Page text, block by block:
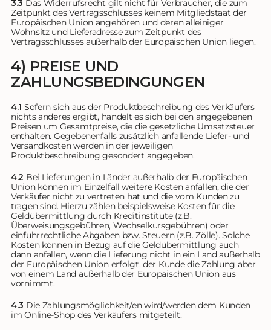
3.3 Das Widerrufsrecht gilt nicht für Verbraucher, die zum
Zeitpunkt des Vertragsschlusses keinem Mitgliedstaat der
Europäischen Union angehören und deren alleiniger
Wohnsitz und Lieferadresse zum Zeitpunkt des
Vertragsschlusses außerhalb der Europäischen Union liegen.
4) PREISE UND
ZAHLUNGSBEDINGUNGEN
4.1 Sofern sich aus der Produktbeschreibung des Verkäufers
nichts anderes ergibt, handelt es sich bei den angegebenen
Preisen um Gesamtpreise, die die gesetzliche Umsatzsteuer
enthalten. Gegebenenfalls zusätzlich anfallende Liefer- und
Versandkosten werden in der jeweiligen
Produktbeschreibung gesondert angegeben.
4.2 Bei Lieferungen in Länder außerhalb der Europäischen
Union können im Einzelfall weitere Kosten anfallen, die der
Verkäufer nicht zu vertreten hat und die vom Kunden zu
tragen sind. Hierzu zählen beispielsweise Kosten für die
Geldübermittlung durch Kreditinstitute (z.B.
Überweisungsgebühren, Wechselkursgebühren) oder
einfuhrrechtliche Abgaben bzw. Steuern (z.B. Zölle). Solche
Kosten können in Bezug auf die Geldübermittlung auch
dann anfallen, wenn die Lieferung nicht in ein Land außerhalb
der Europäischen Union erfolgt, der Kunde die Zahlung aber
von einem Land außerhalb der Europäischen Union aus
vornimmt.
4.3 Die Zahlungsmöglichkeit/en wird/werden dem Kunden
im Online-Shop des Verkäufers mitgeteilt.